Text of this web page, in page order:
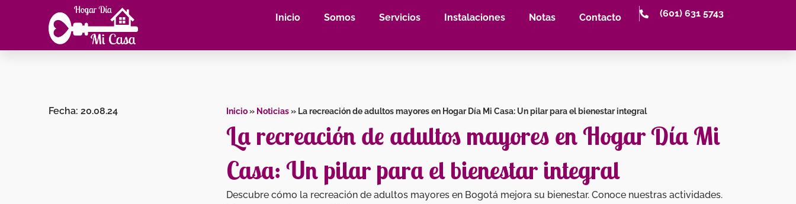
Inicio Somos Servicios Instalaciones Notas Contacto (601) 631 5743
Fecha: 20.08.24 Inicio» Noticias» La recreación de adultos mayores en Hogar Día Mi Casa: Un pilar para el bienestar integral
La recreación de adultos mayores en Hogar Día Mi
Casa: Un pilar para el bienestar integral
Descubre cómo la recreación de adultos mayores en Bogotá mejora su bienestar. Conoce nuestras actividades.